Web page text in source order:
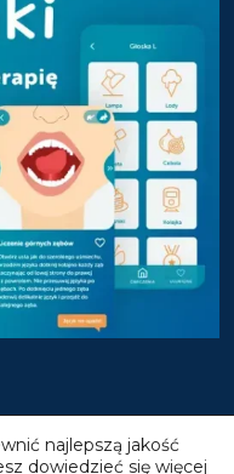
najlepszą jakość
dowiedzieć się więcej